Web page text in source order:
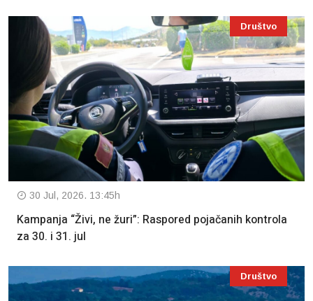
Društvo
30 Jul, 2026. 13:45h
Kampanja “Živi, ne žuri”: Raspored pojačanih kontrola
za 30. i 31. jul
Društvo